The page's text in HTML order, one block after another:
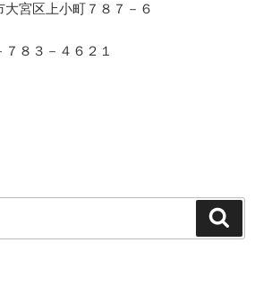
宮区上小町７８７－６
８３－４６２１